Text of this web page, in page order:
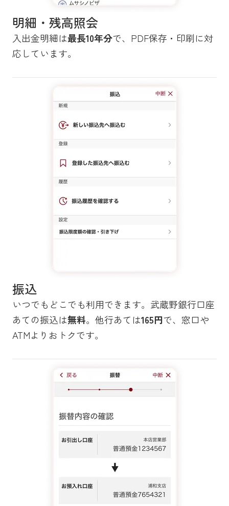
明細・残高照会
入出金明細は最長10年分で、PDF保存・印刷に対
応しています。
振込
いつでもどこでも利用できます。武蔵野銀行口座
あての振込は無料。他行あては165円で、窓口や
ATMよりおトクです。